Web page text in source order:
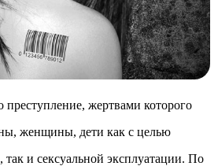
жертвами которого
женщины, дети как с целью
так и сексуальной эксплуатации. По